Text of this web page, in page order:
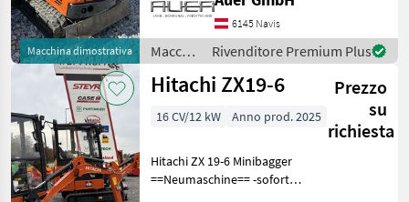
edili
Macchine
Edili
Escavatori
Cingolati
Hitachi
SCEGLI
CATEGORIA
Hitachi
Macchina dimostrativa
angebotene Kettenbagger
ist ein Modell der
renommierten Marke
Hitachi, bekannt f
6145 Navis
Macchine
edili /
Hitachi
Rivenditore Premium Plus
Hitachi ZX19-6
Prezzo
su
richiesta
16 CV/12 kW Anno prod. 2025
Hitachi ZX 19-6 Minibagger
==Neumaschine== -sofort